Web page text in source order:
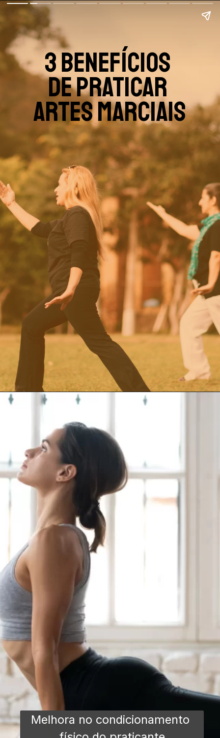
3 benefícios
de praticar
artes marciais
Melhora no condicionamento